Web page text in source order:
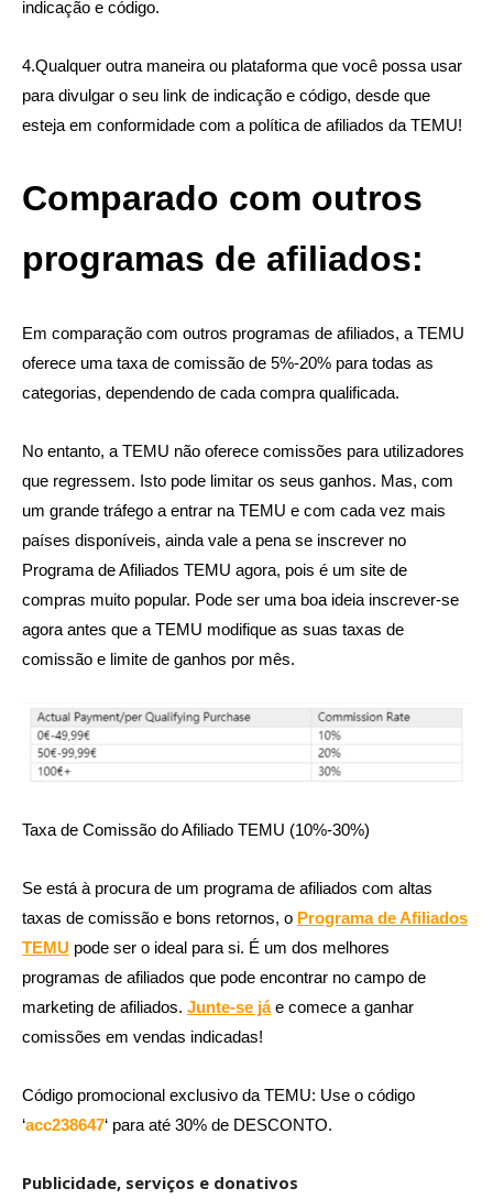
indicação e código.
4.Qualquer outra maneira ou plataforma que você possa usar
para divulgar o seu link de indicação e código, desde que
esteja em conformidade com a política de afiliados da TEMU!
Comparado com outros
programas de afiliados:
Em comparação com outros programas de afiliados, a TEMU
oferece uma taxa de comissão de 5%-20% para todas as
categorias, dependendo de cada compra qualificada.
No entanto, a TEMU não oferece comissões para utilizadores
que regressem. Isto pode limitar os seus ganhos. Mas, com
um grande tráfego a entrar na TEMU e com cada vez mais
países disponíveis, ainda vale a pena se inscrever no
Programa de Afiliados TEMU agora, pois é um site de
compras muito popular. Pode ser uma boa ideia inscrever-se
agora antes que a TEMU modifique as suas taxas de
comissão e limite de ganhos por mês.
Taxa de Comissão do Afiliado TEMU (10%-30%)
Se está à procura de um programa de afiliados com altas
taxas de comissão e bons retornos, o Programa de Afiliados
TEMU pode ser o ideal para si. É um dos melhores
programas de afiliados que pode encontrar no campo de
marketing de afiliados. Junte-se jáe comece a ganhar
comissões em vendas indicadas!
Código promocional exclusivo da TEMU: Use o código
‘acc238647‘ para até 30% de DESCONTO.
Publicidade, serviços e donativos